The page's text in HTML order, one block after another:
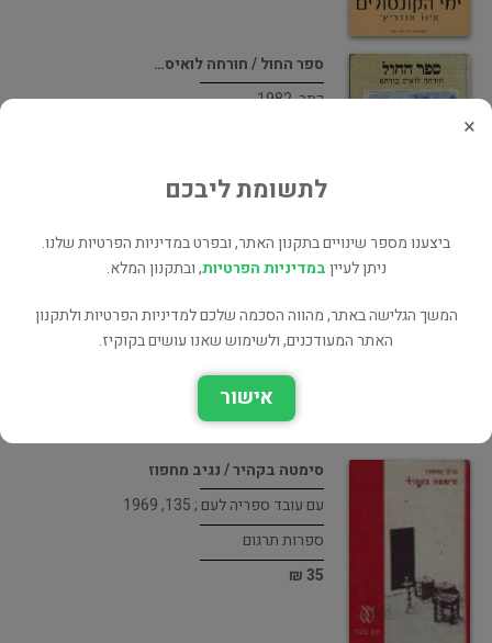
ספר החול / חורחה לואיס…
כתר, 1982
מבצר עכו
תולדות היישוב
סימטה בקהיר / נגיב מחפוז
עם עובד ספריה לעם ; 135, 1969
ספרות תרגום
35 ₪
×
לתשומת ליבכם
ביצענו מספר שינויים בתקנון האתר, ובפרט במדיניות הפרטיות שלנו.
ניתן לעייןבמדיניות הפרטיות, ובתקנון המלא.
המשך הגלישה באתר, מהווה הסכמה שלכם למדיניות הפרטיות ולתקנון
האתר המעודכנים, ולשימוש שאנו עושים בקוקיז.
אישור